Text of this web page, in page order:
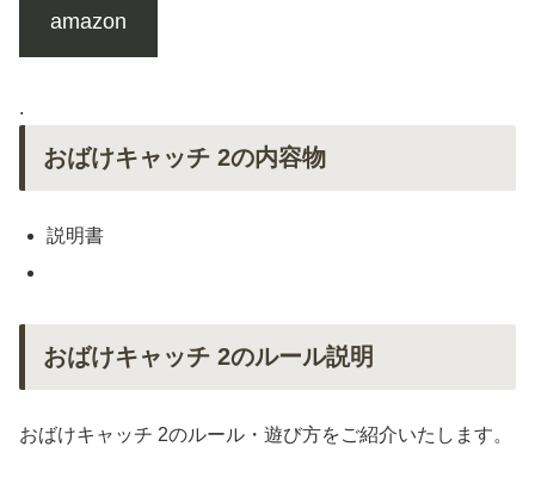
amazon
.
おばけキャッチ 2の内容物
説明書
おばけキャッチ 2のルール説明
おばけキャッチ 2のルール・遊び方をご紹介いたします。